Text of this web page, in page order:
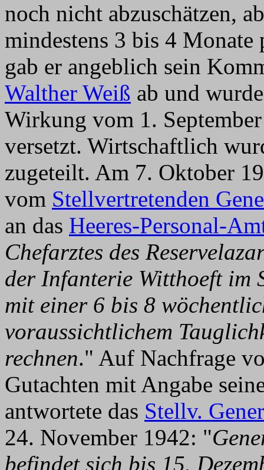
noch nicht abzuschätzen,
mindestens 3 bis 4
gab er angeblich sein
Walther Weiß ab und
Wirkung vom 1.
versetzt. Wirtschaftlich
zugeteilt. Am 7. Oktober
vom Stellvertretenden
an das Heeres-Personal-
Chefarztes des
der Infanterie Witthoeft im
mit einer 6 bis 8
voraussichtlichem
rechnen." Auf Nachfrage
Gutachten mit Angabe
antwortete das Stellv.
24. November 1942: "
befindet sich bis 15.